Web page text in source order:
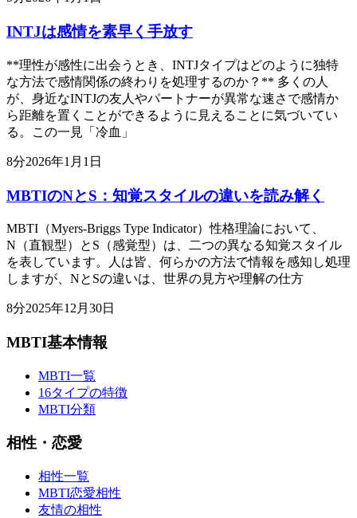
INTJは感情を素早く手放す
**理性が感性に出会うとき、INTJタイプはどのように独特
な方法で感情関係の終わりを処理するのか？** 多くの人
が、身近なINTJの友人やパートナーが異常な速さで感情か
ら距離を置くことができるように見えることに気づいてい
る。この一見「冷血」
8分2026年1月1日
MBTIのNとS：知覚スタイルの違いを読み解く
MBTI（Myers-Briggs Type Indicator）性格理論において、
N（直観型）とS（感覚型）は、二つの異なる知覚スタイル
を表しています。人は皆、何らかの方法で情報を感知し処理
しますが、NとSの違いは、世界の見方や理解の仕方
8分2025年12月30日
MBTI基本情報
MBTI一覧
16タイプの特徴
MBTI分類
相性・恋愛
相性一覧
MBTI恋愛相性
友情の相性